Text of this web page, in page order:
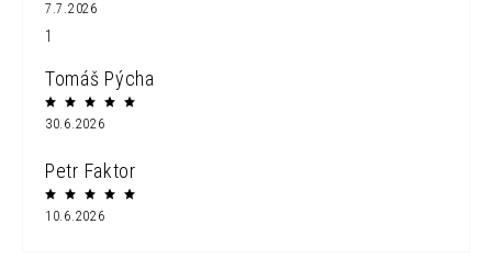
7.7.2026
1
Tomáš Pýcha
30.6.2026
Petr Faktor
10.6.2026